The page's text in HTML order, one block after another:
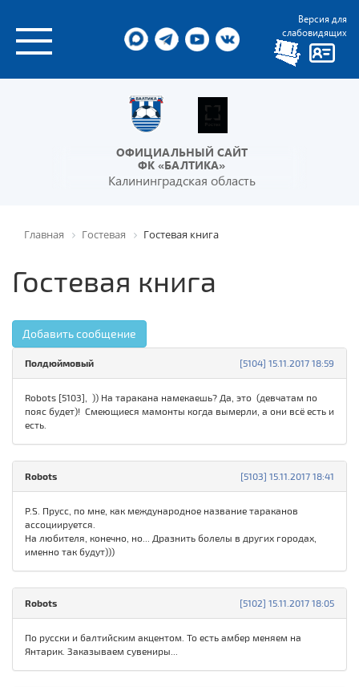
Версия для
слабовидящих
ОФИЦИАЛЬНЫЙ САЙТ
ФК «БАЛТИКА»
Калининградская область
Главная Гостевая Гостевая книга
Гостевая книга
Добавить сообщение
[5104] 15.11.2017 18:59
Полдюймовый
Robots [5103], )) На таракана намекаешь? Да, это (девчатам по
пояс будет)! Смеющиеся мамонты когда вымерли, а они всё есть и
есть.
[5103] 15.11.2017 18:41
Robots
P.S. Прусс, по мне, как международное название тараканов
ассоциируется.
На любителя, конечно, но... Дразнить болелы в других городах,
именно так будут)))
[5102] 15.11.2017 18:05
Robots
По русски и балтийским акцентом. То есть амбер меняем на
Янтарик. Заказываем сувениры...